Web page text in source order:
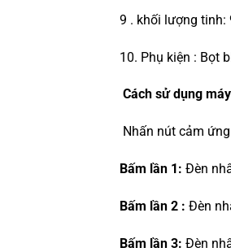
9 . khối lượng tinh:
10. Phụ kiện : Bọt
Cách sử dụng
Nhấn nút cảm
Bấm lần 1: Đèn
Bấm lần 2 : Đèn
Bấm lần 3: Đèn